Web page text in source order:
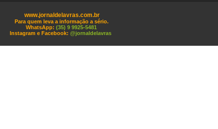
www.jornaldelavras.com.br
Para quem leva a informação a sério.
WhatsApp: (35) 9 9925-5481
Instagram e Facebook: @jornaldelavras